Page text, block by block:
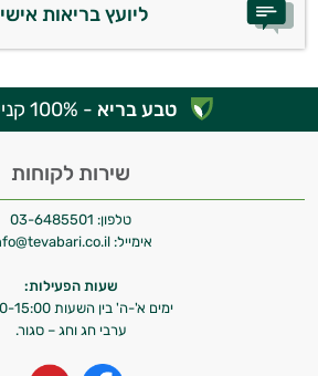
ליועץ בריאות אישי AI
טבע בריא - 100% קנייה בטוחה
שירות לקוחות
טלפון: 03-6485501
אימייל: info@tevabari.co.il
שעות הפעילות:
ימים א'-ה' בין השעות 09:00-15:00
ערבי חג וחג – סגור.